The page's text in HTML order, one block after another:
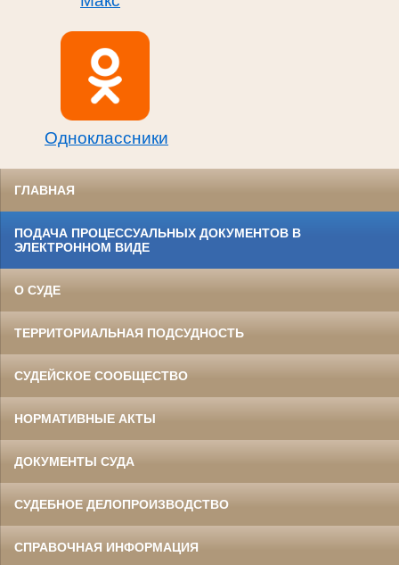
Одноклассники
ГЛАВНАЯ
ПОДАЧА ПРОЦЕССУАЛЬНЫХ ДОКУМЕНТОВ В
ЭЛЕКТРОННОМ ВИДЕ
О СУДЕ
ТЕРРИТОРИАЛЬНАЯ ПОДСУДНОСТЬ
СУДЕЙСКОЕ СООБЩЕСТВО
НОРМАТИВНЫЕ АКТЫ
ДОКУМЕНТЫ СУДА
СУДЕБНОЕ ДЕЛОПРОИЗВОДСТВО
СПРАВОЧНАЯ ИНФОРМАЦИЯ